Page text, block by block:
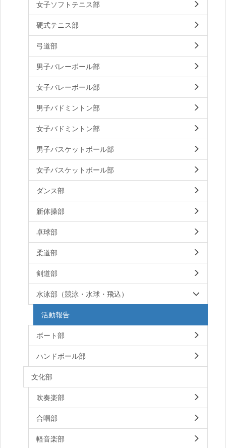
女子ソフトテニス部
硬式テニス部
弓道部
男子バレーボール部
女子バレーボール部
男子バドミントン部
女子バドミントン部
男子バスケットボール部
女子バスケットボール部
ダンス部
新体操部
卓球部
柔道部
剣道部
水泳部（競泳・水球・飛込）
活動報告
ボート部
ハンドボール部
文化部
吹奏楽部
合唱部
軽音楽部